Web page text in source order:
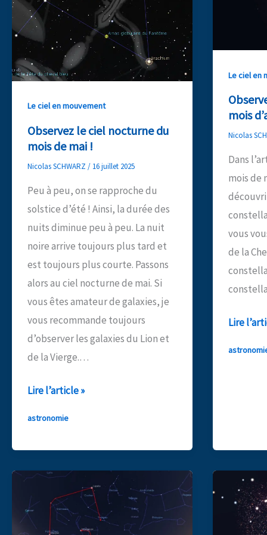
Le ciel en mouvement
Observez le ciel nocturne du
mois de mai !
Nicolas SCHWARZ / 16 juillet 2025
Peu à peu, on se rapproche du
solstice d’été ! Ainsi, la durée des
nuits diminue peu à peu. La nuit
noire arrive toujours plus tard et
est toujours plus courte. Passons
alors au ciel nocturne de mai. Si
vous êtes amateur de galaxies, je
vous recommande toujours
d’observer les galaxies du Lion et
de la Vierge.…
Observez
mois
de
mai
Lire l’article »
astronomie
Le ciel en
mois
Nicolas
Dans
mois de
vous
de la
!
Lire